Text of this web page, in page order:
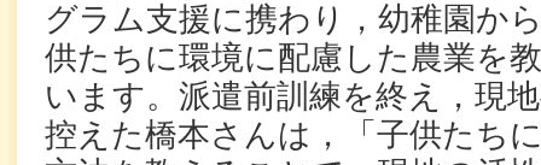
グラム支援に携わり，幼稚園か
供たちに環境に配慮した農業を
います。派遣前訓練を終え，現
控えた橋本さんは，「子供たち